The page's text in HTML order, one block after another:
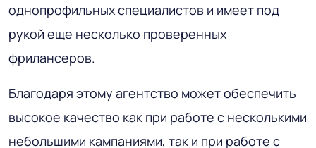
однопрофильных специалистов и имеет под
рукой еще несколько проверенных
фрилансеров.
Благодаря этому агентство может обеспечить
высокое качество как при работе с несколькими
небольшими кампаниями, так и при работе с